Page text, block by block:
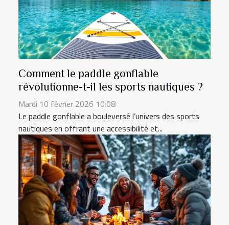
Comment le paddle gonflable
révolutionne-t-il les sports nautiques ?
Mardi 10 février 2026 10:08
Le paddle gonflable a bouleversé l’univers des sports
nautiques en offrant une accessibilité et...